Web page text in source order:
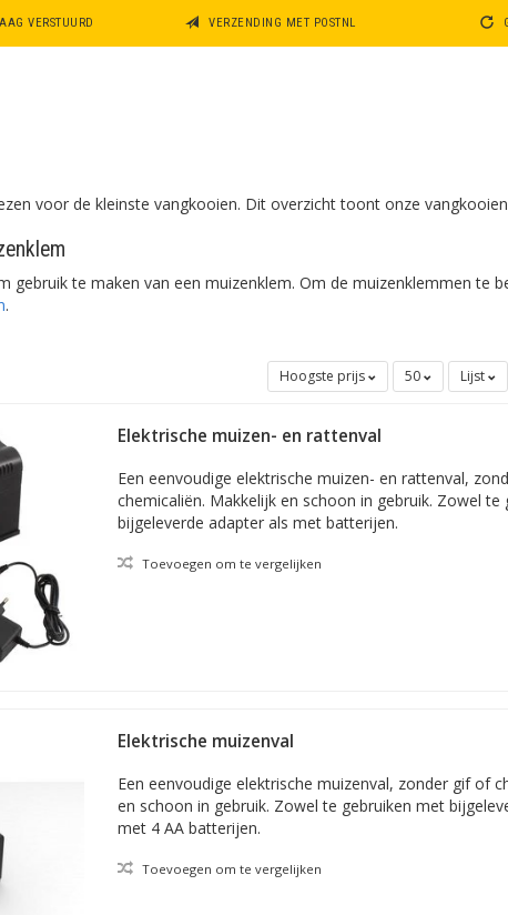
VERSTUURD VERZENDING MET POSTNL
voor de kleinste vangkooien. Dit overzicht toont onze
gebruik te maken van een muizenklem. Om de muizenklemmen te
.
Hoogste prijs 50 Lijst
Elektrische muizen- en rattenval
Een eenvoudige elektrische muizen- en rattenval,
chemicaliën. Makkelijk en schoon in gebruik. Zowel te
bijgeleverde adapter als met batterijen.
Toevoegen om te vergelijken
Elektrische muizenval
Een eenvoudige elektrische muizenval, zonder gif of
en schoon in gebruik. Zowel te gebruiken met
met 4 AA batterijen.
Toevoegen om te vergelijken